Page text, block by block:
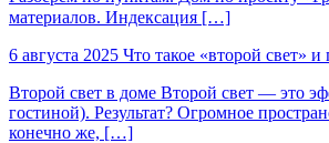
материалов. Индексация […]
6 августа 2025 Что такое «второй свет»
Второй свет в доме Второй свет — это
гостиной). Результат? Огромное
конечно же, […]